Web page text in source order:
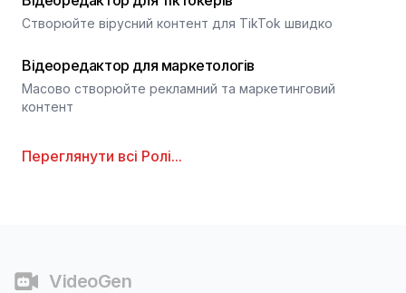
Створюйте вірусний контент для TikTok швидко
Відеоредактор для маркетологів
Масово створюйте рекламний та маркетинговий
контент
Переглянути всі Ролі...
VideoGen